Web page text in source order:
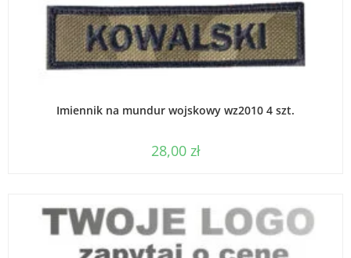
Imiennik na mundur wojskowy wz2010 4 szt.
28,00 zł